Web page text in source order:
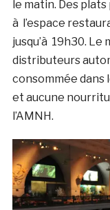
le matin. Des
à l’espace
jusqu’à 19h30.
distributeurs
consommée dans
et aucune
l’AMNH.